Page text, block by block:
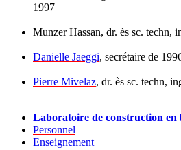
1997
Munzer Hassan, dr. ès sc. techn,
Danielle Jaeggi, secrétaire de
Pierre Mivelaz, dr. ès sc. techn,
Laboratoire de construction
Personnel
Enseignement